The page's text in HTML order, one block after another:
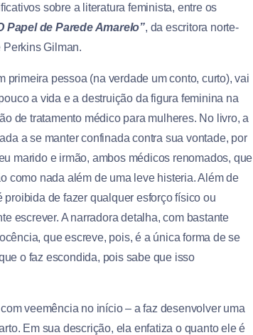
sobre a literatura feminista, entre os
Papel de Parede Amarelo”, da escritora norte-
Gilman.
primeira pessoa (na verdade um conto, curto), vai
a vida e a destruição da figura feminina na
de tratamento médico para mulheres. No livro, a
a se manter confinada contra sua vontade, por
marido e irmão, ambos médicos renomados, que
como nada além de uma leve histeria. Além de
proibida de fazer qualquer esforço físico ou
escrever. A narradora detalha, com bastante
que escreve, pois, é a única forma de se
o faz escondida, pois sabe que isso
veemência no início – a faz desenvolver uma
Em sua descrição, ela enfatiza o quanto ele é